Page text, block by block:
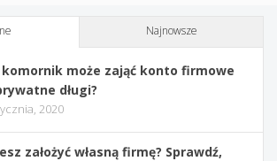
Najnowsze
komornik może zająć konto firmowe
długi?
2020
założyć własną firmę? Sprawdź,